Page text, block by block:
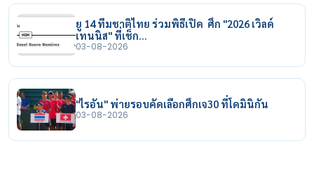
ยู 14 ทีมชาติไทย ร่วมพิธีเปิด ศึก "2026 เวิลด์
เทนนิส" ที่เช็ก…
03-08-2026
"ไรอัน" พ่ายรอบคัดเลือกศึกเจ30 ที่โดมินิกัน
03-08-2026